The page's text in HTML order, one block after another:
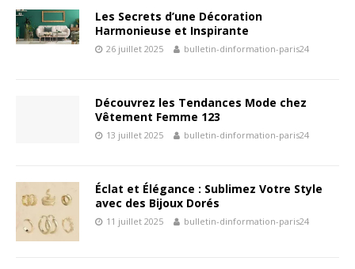
Les Secrets d’une Décoration
Harmonieuse et Inspirante
26 juillet 2025 bulletin-dinformation-paris24
Découvrez les Tendances Mode chez
Vêtement Femme 123
13 juillet 2025 bulletin-dinformation-paris24
Éclat et Élégance : Sublimez Votre Style
avec des Bijoux Dorés
11 juillet 2025 bulletin-dinformation-paris24